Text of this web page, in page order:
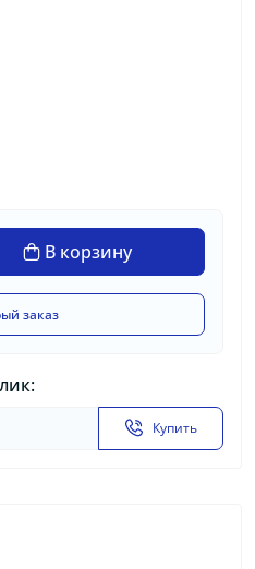
В корзину
заказ
Купить